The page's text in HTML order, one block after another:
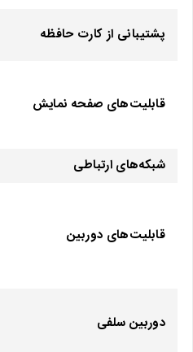
پشتیبانی از کارت حافظه
قابلیت‌های صفحه نمایش
شبکه‌های ارتباطی
قابلیت‌های دوربین
دوربین سلفی